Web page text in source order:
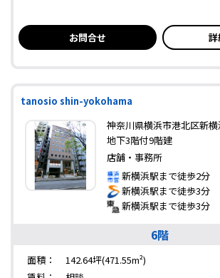
お問合せ 詳
tanosio shin-yokohama
神奈川県横浜市港北区新
地下3階付9階建
店舗・事務所
新横浜駅まで徒歩2分
新横浜駅まで徒歩3分
新横浜駅まで徒歩3分
6階
面積：
142.64坪(471.55m²)